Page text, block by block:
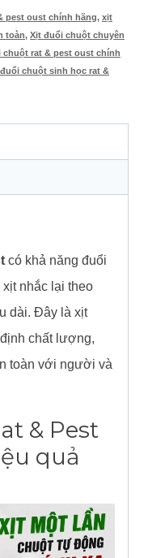
pest oust chính hãng, xịt
toàn, Xịt đuổi chuột chuyên
chuột rat & pest oust chính
chuột sinh học rat &
có khả năng đuổi
nhắc lại theo
dài. Đây là xịt
chất lượng,
toàn với người và
& Pest
quả